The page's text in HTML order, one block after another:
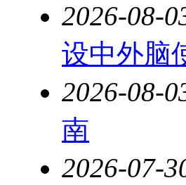
2026-08-
设中外脑
2026-08-
南
2026-07-